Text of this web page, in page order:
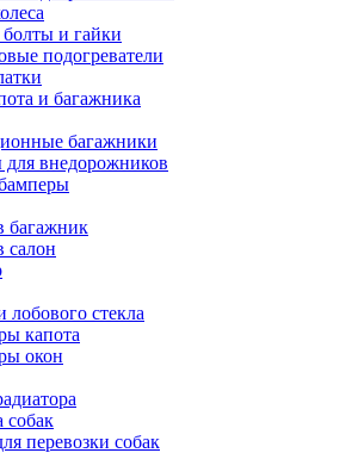
и гайки
подогреватели
и багажника
багажники
внедорожников
багажник
салон
лобового стекла
капота
окон
собак
перевозки собак